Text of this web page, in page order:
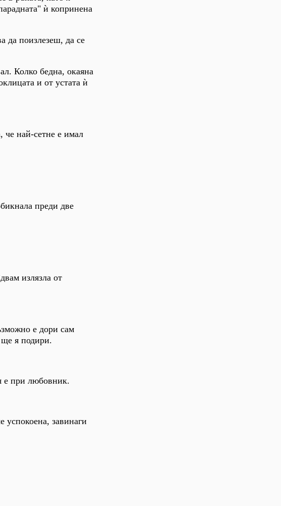
ѝ копринена
да поизлезеш, да се
Колко бедна, окаяна
и от устата ѝ
че най-сетне е имал
преди две
излязла от
е дори сам
я подири.
е при любовник.
завинаги